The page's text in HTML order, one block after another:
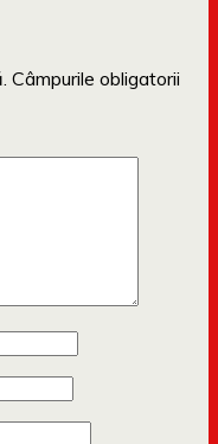
Câmpurile obligatorii